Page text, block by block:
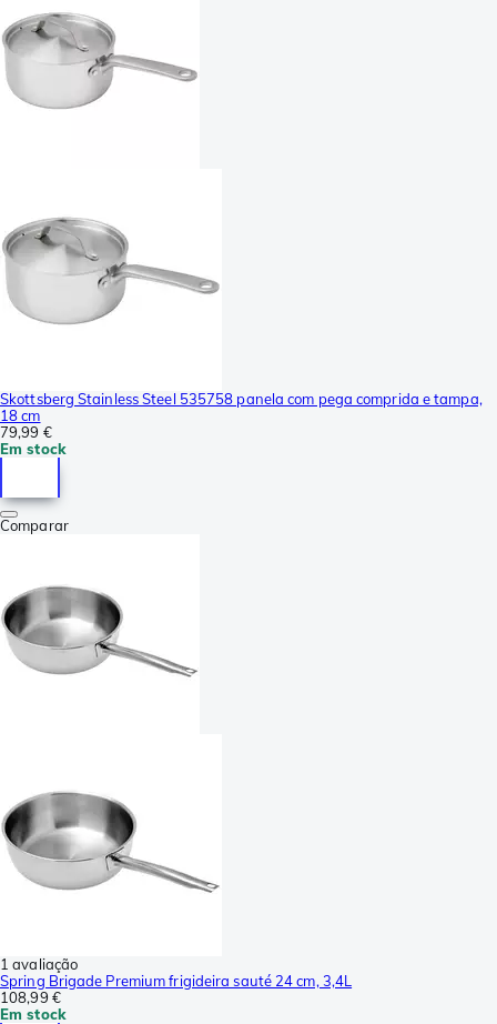
Skottsberg Stainless Steel 535758 panela com pega comprida e tampa,
18 cm
79,99 €
Em stock
Comparar
1 avaliação
Spring Brigade Premium frigideira sauté 24 cm, 3,4L
108,99 €
Em stock